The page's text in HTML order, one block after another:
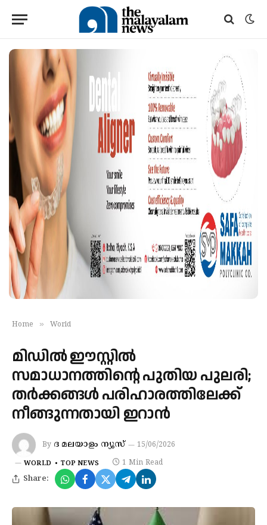
Home » World
മിഡിൽ ഈസ്റ്റിൽ
സമാധാനത്തിന്റെ പുതിയ പുലരി;
തർക്കങ്ങൾ പരിഹാരത്തിലേക്ക്
നീങ്ങുന്നതായി ഇറാൻ
By ദ മലയാളം ന്യൂസ് 15/06/2026
WORLD TOP NEWS 1 Min Read
Share: